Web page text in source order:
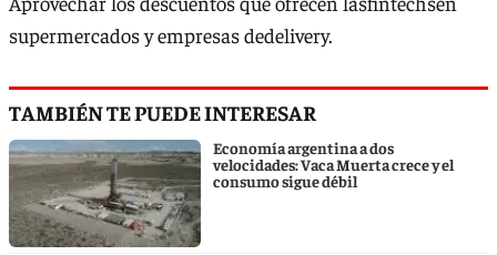
supermercados y empresas dedelivery.
TAMBIÉN TE PUEDE INTERESAR
Economía argentina a dos
velocidades: Vaca Muerta crece y el
consumo sigue débil